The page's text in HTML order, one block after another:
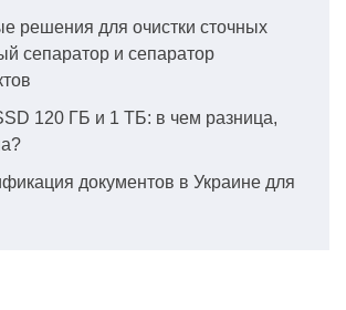
решения для очистки сточных
сепаратор и сепаратор
120 ГБ и 1 ТБ: в чем разница,
документов в Украине для